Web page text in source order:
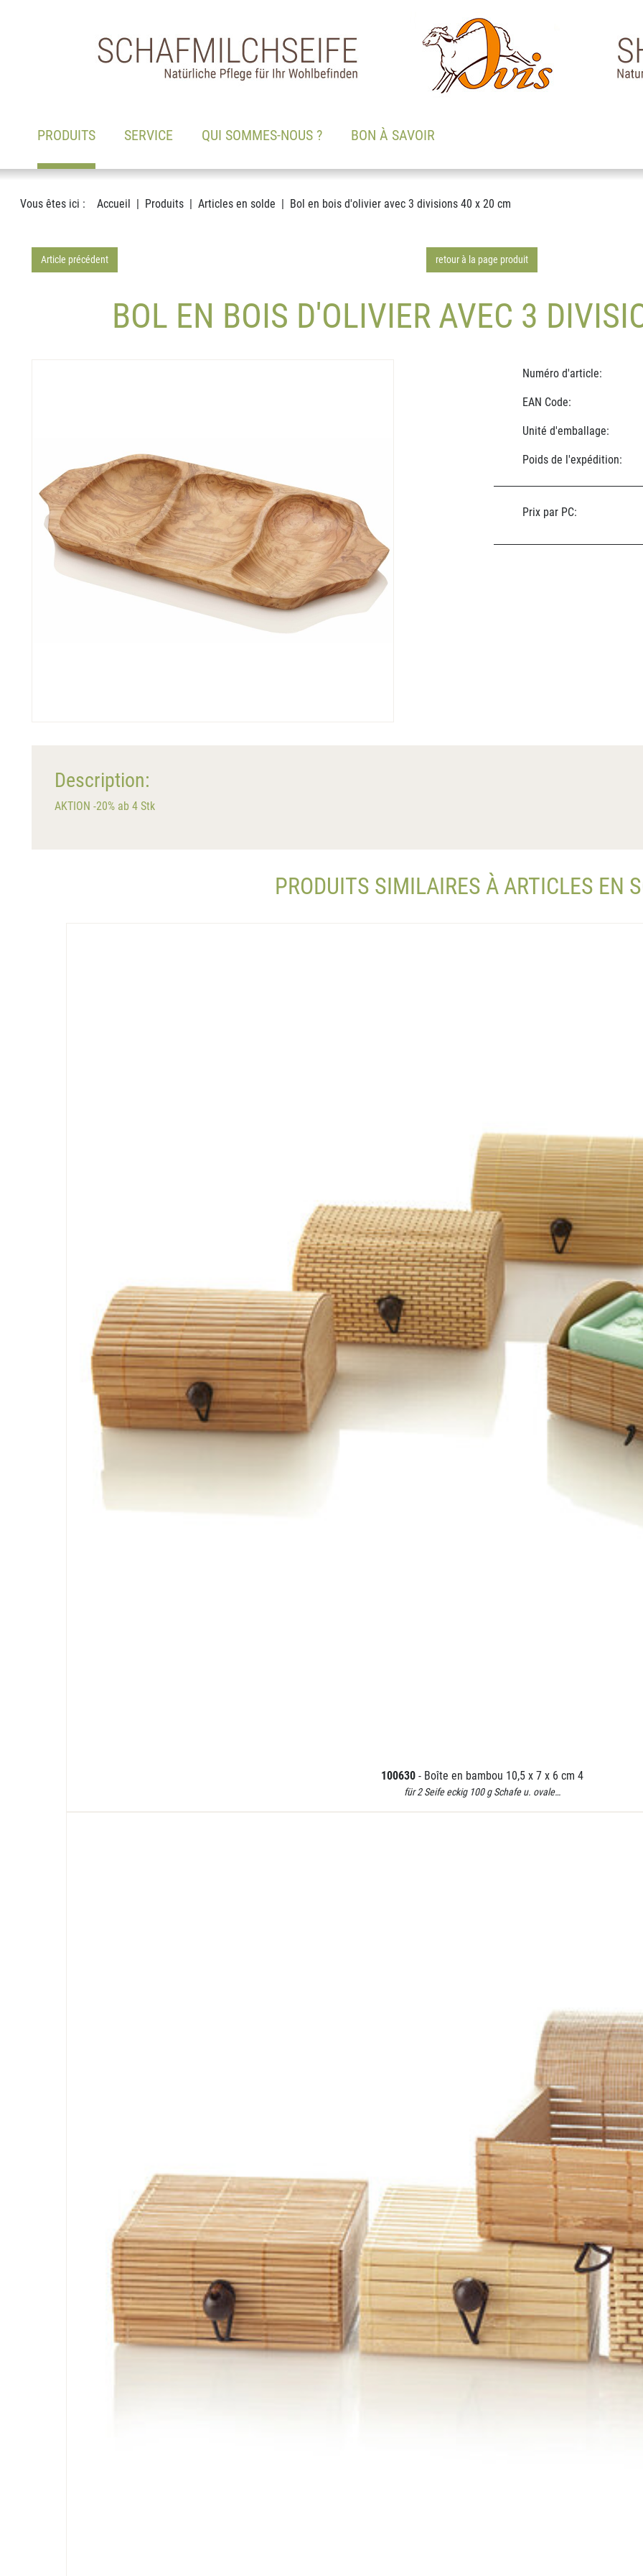
PRODUITS(ACTIF)SERVICE QUI SOMMES-NOUS ? BON À SAVOIR
Vous êtes ici : Accueil Produits Articles en solde Bol en bois d'olivier avec 3 divisions 40 x 20 cm
Article précédent retour à la page produit
BOL EN BOIS D'OLIVIER AVEC 3
Numéro d'article:
EAN Code:
Unité d'emballage:
Poids de l'expédition:
Prix par PC:
Description:
AKTION -20% ab 4 Stk
PRODUITS SIMILAIRES À ARTICLES EN
100630 - Boîte en bambou 10,5 x 7 x 6 cm 4
für 2 Seife eckig 100 g Schafe u. ovale…